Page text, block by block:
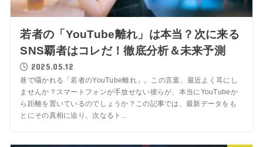
若者の「YouTube離れ」は本当？次に来る
SNS覇者はコレだ！徹底分析＆未来予測
2025.05.12
巷で囁かれる「若者のYouTube離れ」。この言葉、最近よく耳にし
ませんか？スマートフォンが手放せない彼らが、本当にYouTubeか
ら距離を置いているのでしょうか？この記事では、最新データをも
とにその真相に迫り、次なるト...